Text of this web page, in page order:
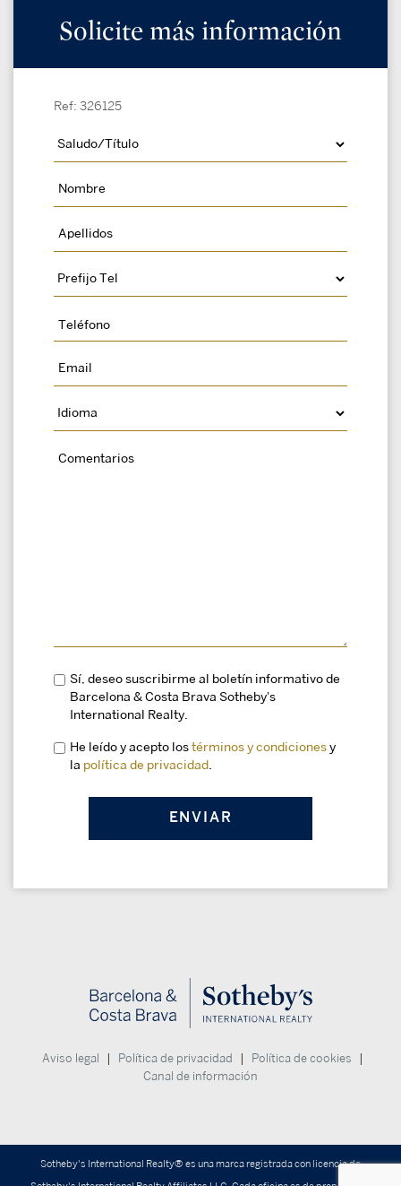
Solicite más información
Ref: 326125
Sí, deseo suscribirme al boletín informativo de
Barcelona & Costa Brava Sotheby's
International Realty.
He leído y acepto los términos y condiciones y
la política de privacidad
Aviso legal Política de privacidad Política de cookies
Canal de información
Sotheby's International Realty® es una marca registrada con licencia de